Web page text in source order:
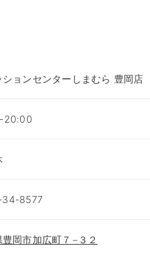
ションセンターしまむら 豊岡店
20:00
8577
岡市加広町７−３２